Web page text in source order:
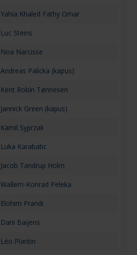
Yahia Khaled Fathy Omar
Luc Steins
Noa Narcisse
Andreas Palicka (kapus)
Kent Robin Tønnesen
Jannick Green (kapus)
Kamil Syprzak
Luka Karabatic
Jacob Tandrup Holm
Wallem-Konrad Peleka
Elohim Prandi
Dani Baijens
Léo Plantin